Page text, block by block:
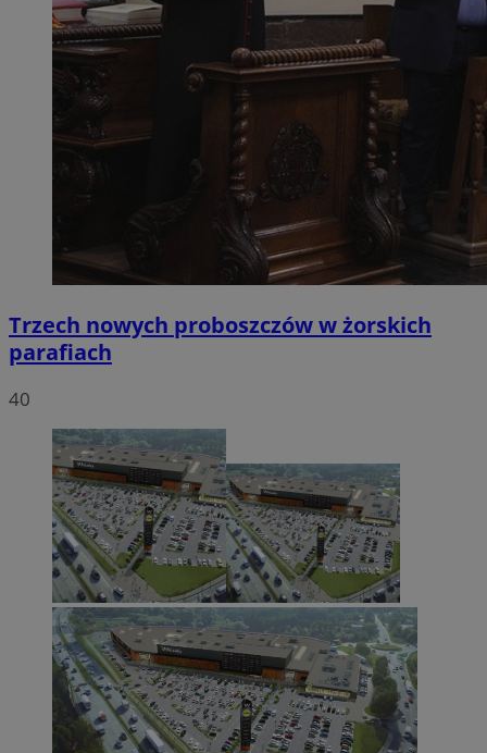
Trzech nowych proboszczów w żorskich
parafiach
40